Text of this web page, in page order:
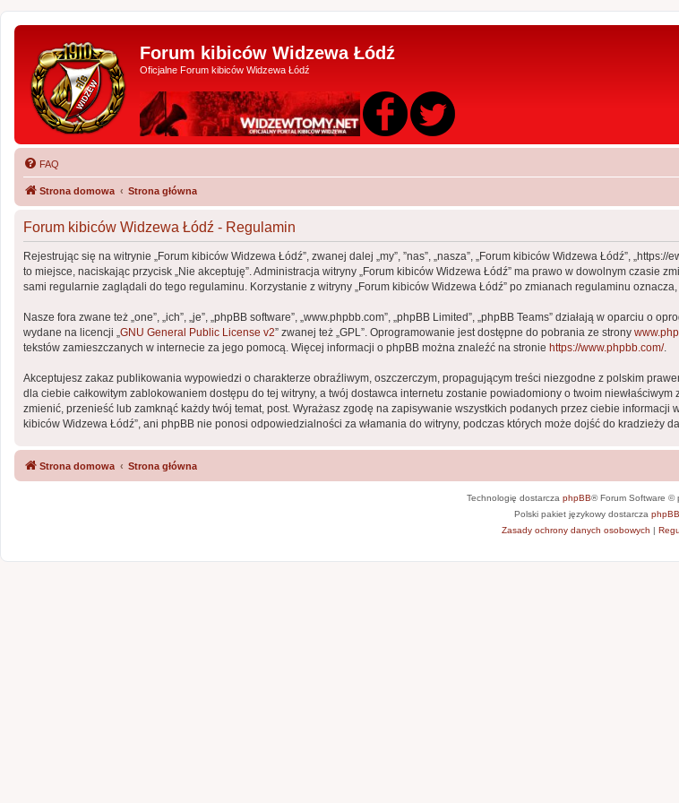
Forum kibiców Widzewa Łódź
Oficjalne Forum kibiców Widzewa Łódź
FAQ
Strona domowa Strona główna
Forum kibiców Widzewa Łódź - Regulamin
Rejestrując się na witrynie „Forum kibiców Widzewa Łódź”, zwanej dalej „my”, ”nas”, „nasza”, „Forum kibiców Widzewa Łódź”,
to miejsce, naciskając przycisk „Nie akceptuję”. Administracja witryny „Forum kibiców Widzewa Łódź” ma prawo w dowolnym
sami regularnie zaglądali do tego regulaminu. Korzystanie z witryny „Forum kibiców Widzewa Łódź” po zmianach regulaminu
Nasze fora zwane też „one”, „ich”, „je”, „phpBB software”, „www.phpbb.com”, „phpBB Limited”, „phpBB Teams” działają w oparciu
wydane na licencji „GNU General Public License v2” zwanej też „GPL”. Oprogramowanie jest dostępne do pobrania ze strony
tekstów zamieszczanych w internecie za jego pomocą. Więcej informacji o phpBB można znaleźć na stronie https://www.phpbb.com/.
Akceptujesz zakaz publikowania wypowiedzi o charakterze obraźliwym, oszczerczym, propagującym treści niezgodne z polskim
dla ciebie całkowitym zablokowaniem dostępu do tej witryny, a twój dostawca internetu zostanie powiadomiony o twoim
zmienić, przenieść lub zamknąć każdy twój temat, post. Wyrażasz zgodę na zapisywanie wszystkich podanych przez ciebie
kibiców Widzewa Łódź”, ani phpBB nie ponosi odpowiedzialności za włamania do witryny, podczas których może dojść do kradzieży
Strona domowa Strona główna
Technologię dostarcza phpBB® Forum Software ©
Polski pakiet językowy dostarcza
Zasady ochrony danych osobowych |